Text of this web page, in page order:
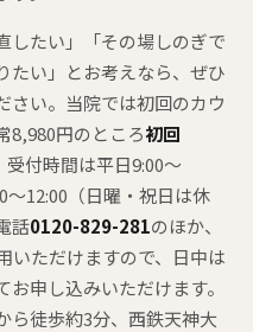
したい」「その場しのぎで
たい」とお考えなら、ぜひ
さい。当院では初回のカウ
8,980円のところ初回
付時間は平日9:00〜
〜12:00（日曜・祝日は休
話0120-829-281のほか、
いただけますので、日中は
申し込みいただけます。
ら徒歩約3分、西鉄天神大